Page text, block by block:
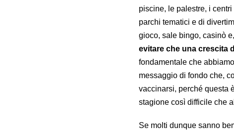
piscine, le palestre, i
parchi tematici e di
gioco, sale bingo, casinò
evitare che una crescita
fondamentale che
messaggio di fondo che,
vaccinarsi, perché questa
stagione così difficile che
Se molti dunque sanno